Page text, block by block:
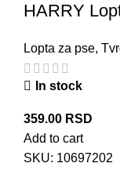
HARRY
Lopta za pse,
In stock
359.00 RSD
Add to cart
SKU: 10697202